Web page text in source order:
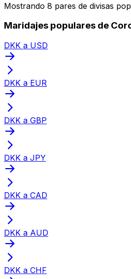
Mostrando 8 pares de divisas
Maridajes populares de
DKK a USD
DKK a EUR
DKK a GBP
DKK a JPY
DKK a CAD
DKK a AUD
DKK a CHF